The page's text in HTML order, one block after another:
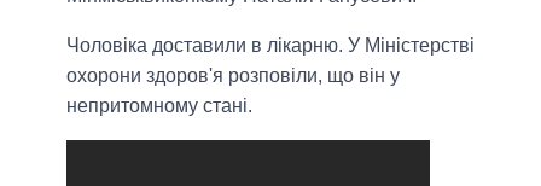
Чоловіка доставили в лікарню. У Міністерстві
охорони здоров'я розповіли, що він у
непритомному стані.